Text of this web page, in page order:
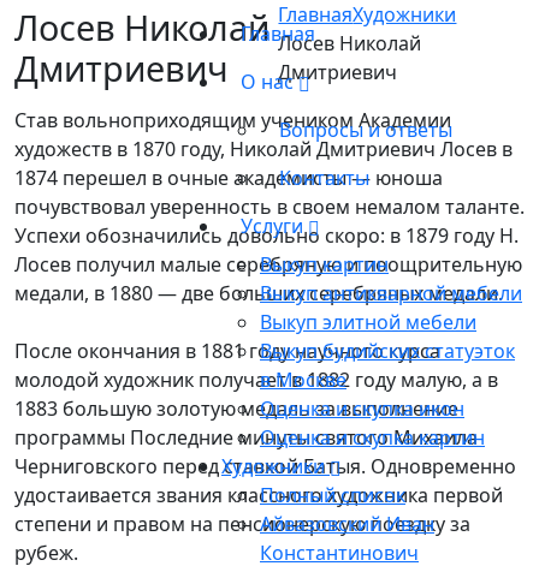
Главная
О нас
Вопросы и ответы
Контакты
Услуги
Выкуп картин
Выкуп антикварной мебели
Выкуп элитной мебели
Выкуп будийских статуэток
в Москве
Оценка и скупка икон
Оценка и скупка картин
Художники
Полный список
Айвазовский Иван
Константинович
Лосев Николай
Дмитриевич
ГлавнаяХудожники
Лосев Николай
Дмитриевич
Став вольноприходящим учеником Академии
художеств в 1870 году, Николай Дмитриевич Лосев в
1874 перешел в очные академисты — юноша
почувствовал уверенность в своем немалом таланте.
Успехи обозначились довольно скоро: в 1879 году Н.
Лосев получил малые серебряную и поощрительную
медали, в 1880 — две больших серебряных медали.
После окончания в 1881 году научного курса
молодой художник получает в 1882 году малую, а в
1883 большую золотую медаль за выполнение
программы Последние минуты святого Михаила
Черниговского перед ставкой Батыя. Одновременно
удостаивается звания классного художника первой
степени и правом на пенсионерскую поездку за
рубеж.